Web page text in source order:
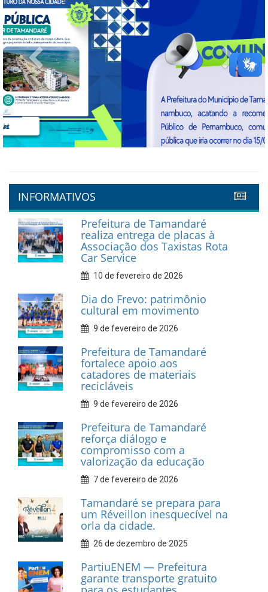
Previous Next
INFORMATIVOS
Prefeitura de Tamandaré
realiza entrega de placas à
Associação dos Taxistas Rota
Car Service
10 de fevereiro de 2026
Dia do Frevo: patrimônio
cultural em movimento
9 de fevereiro de 2026
Prefeitura de Tamandaré
fortalece apoio aos
catadores de materiais
recicláveis